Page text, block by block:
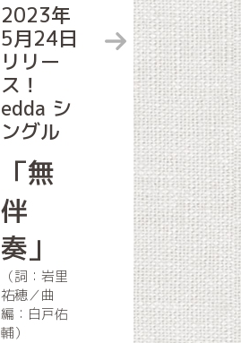
2023年
5月24日
リリー
ス！
edda シ
ングル
「無
伴
奏」
（詞：岩里
祐穂／曲
編：白戸佑
輔）